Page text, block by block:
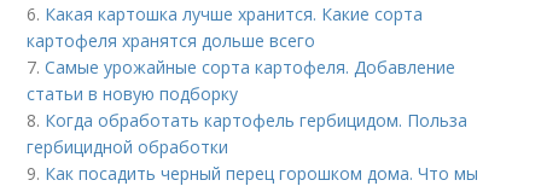
6. Какая картошка лучше хранится. Какие сорта
картофеля хранятся дольше всего
7.Самые урожайные сорта картофеля. Добавление
статьи в новую подборку
8. Когда обработать картофель гербицидом. Польза
гербицидной обработки
9. Как посадить черный перец горошком дома. Что мы